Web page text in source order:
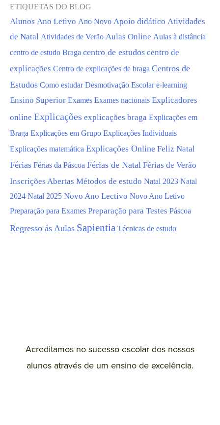
ETIQUETAS DO BLOG
Alunos Ano Letivo Ano Novo Apoio didático Atividades
de Natal Atividades de Verão Aulas Online Aulas à distância
centro de estudo Braga centro de estudos centro de
explicações Centro de explicações de braga Centros de
Estudos Como estudar Desmotivação Escolar e-learning
Ensino Superior Exames Exames nacionais Explicadores
online Explicações explicações braga Explicações em
Braga Explicações em Grupo Explicações Individuais
Explicações matemática Explicações Online Feliz Natal
Férias Férias da Páscoa Férias de Natal Férias de Verão
Inscrições Abertas Métodos de estudo Natal 2023 Natal
2024 Natal 2025 Novo Ano Lectivo Novo Ano Letivo
Preparação para Exames Preparação para Testes Páscoa
Regresso ás Aulas Sapientia Técnicas de estudo
Acreditamos no sucesso escolar dos nossos
alunos através de um ensino de excelência.